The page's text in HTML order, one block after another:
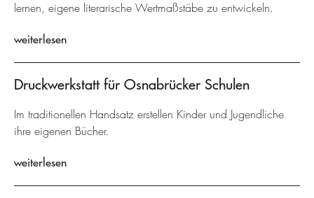
lernen, eigene literarische Wertmaßstäbe zu entwickeln.
weiterlesen
Druckwerkstatt für Osnabrücker Schulen
Im traditionellen Handsatz erstellen Kinder und Jugendliche
ihre eigenen Bücher.
weiterlesen